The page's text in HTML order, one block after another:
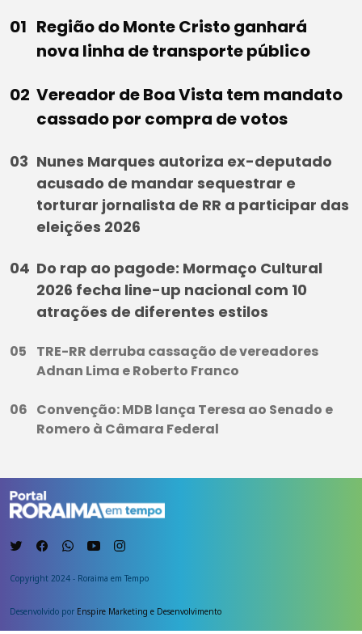
Região do Monte Cristo ganhará
nova linha de transporte público
Vereador de Boa Vista tem mandato
cassado por compra de votos
Nunes Marques autoriza ex-deputado
acusado de mandar sequestrar e
torturar jornalista de RR a participar das
eleições 2026
Do rap ao pagode: Mormaço Cultural
2026 fecha line-up nacional com 10
atrações de diferentes estilos
TRE-RR derruba cassação de vereadores
Adnan Lima e Roberto Franco
Convenção: MDB lança Teresa ao Senado e
Romero à Câmara Federal
Copyright 2024 - Roraima em Tempo
Desenvolvido por Enspire Marketing e Desenvolvimento